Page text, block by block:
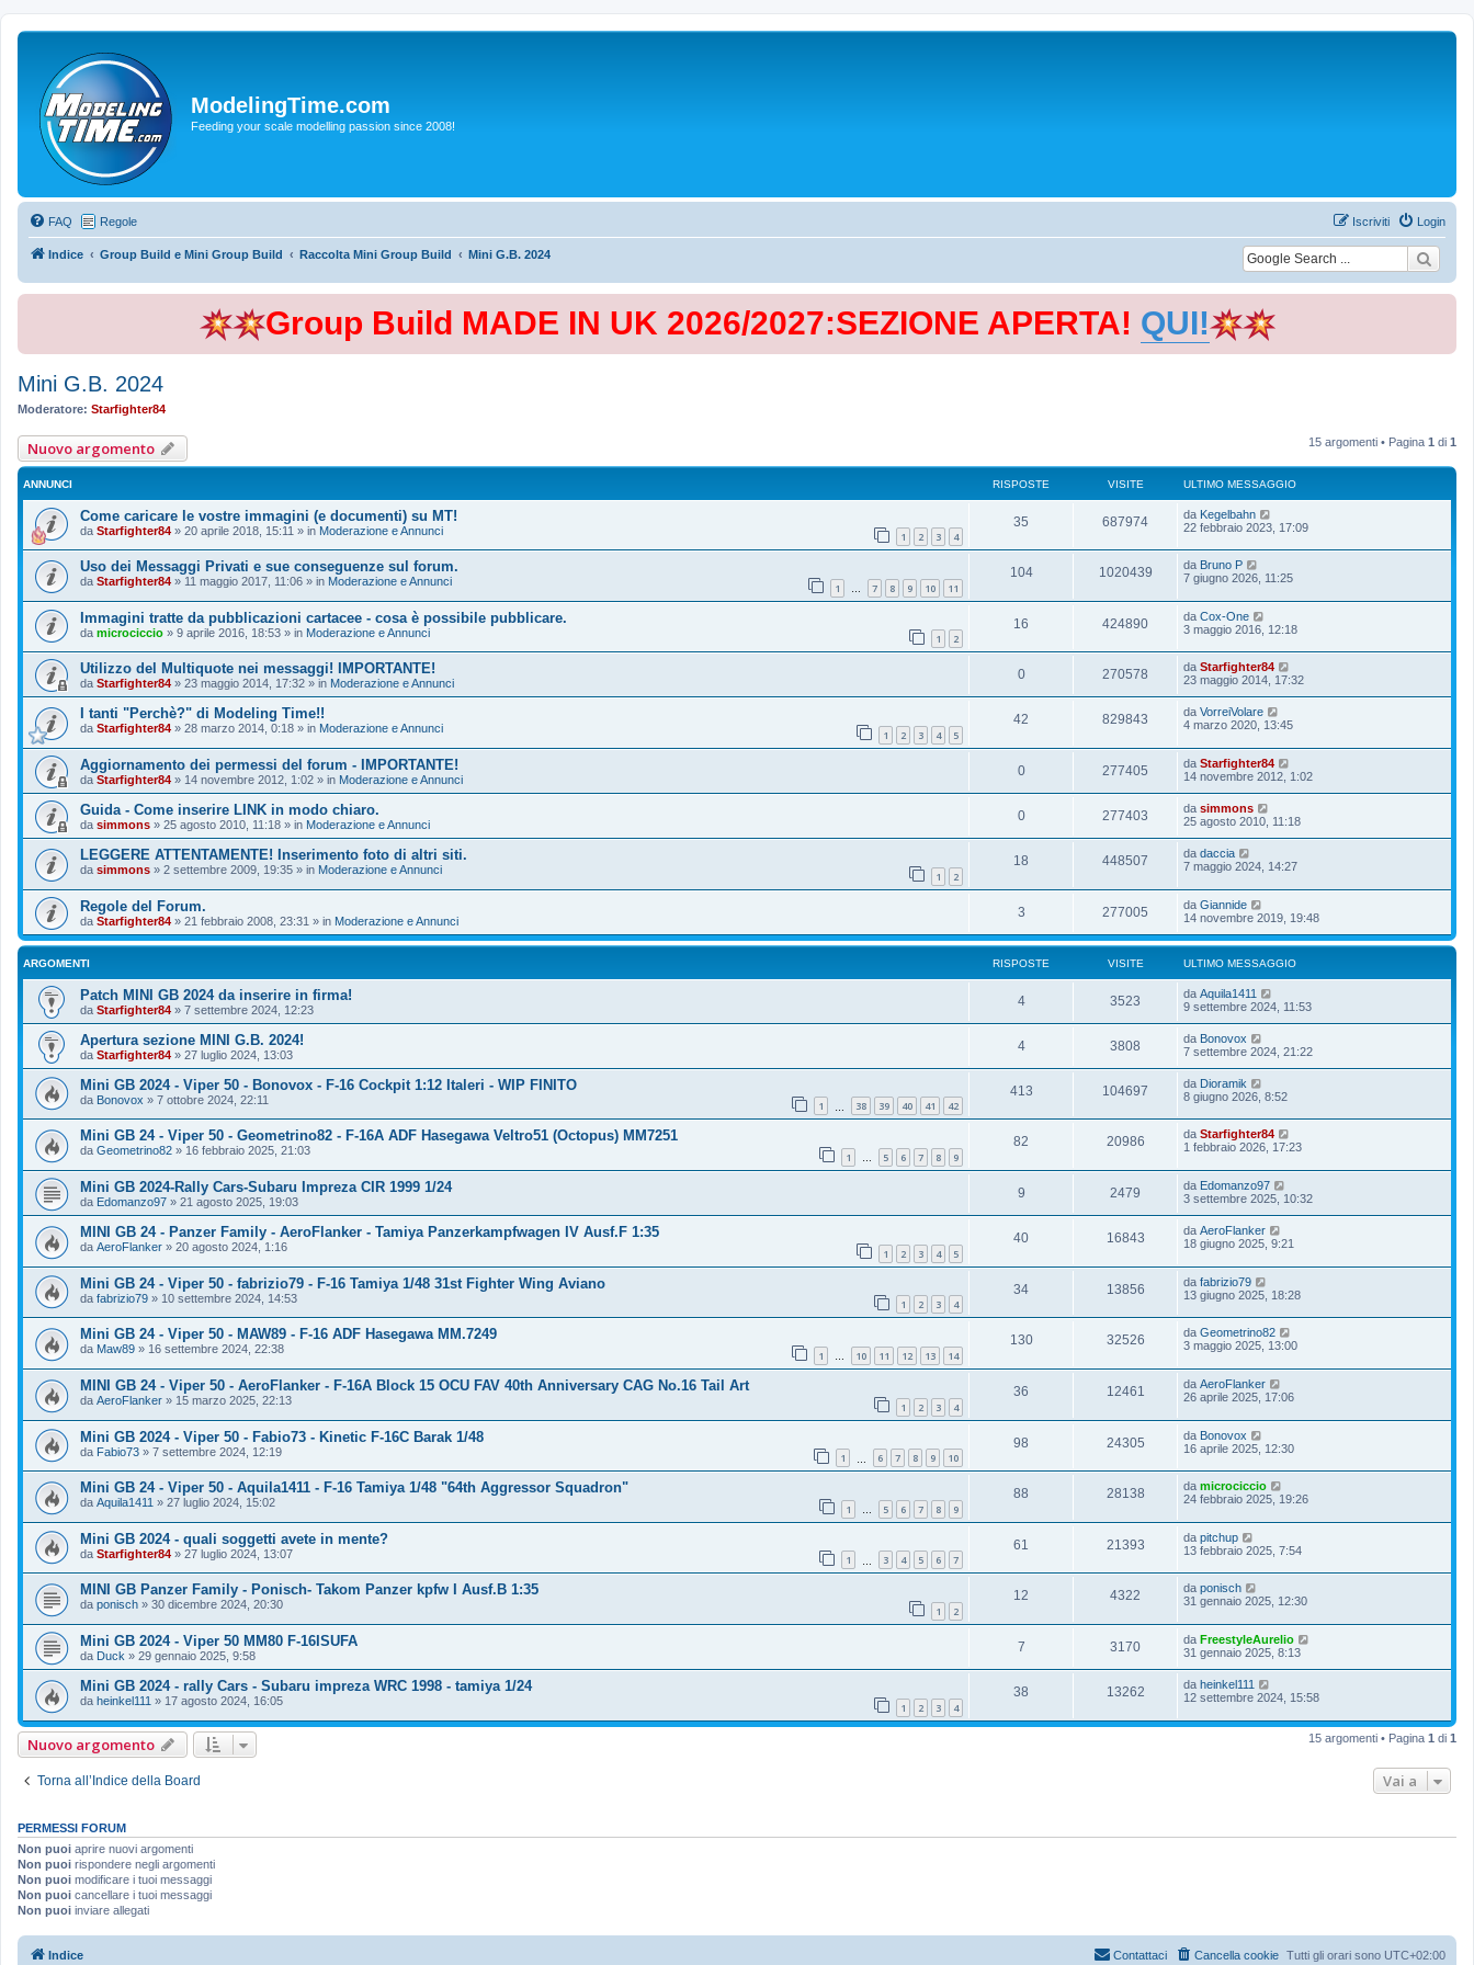
ModelingTime.com
Feeding your scale modelling passion since 2008!
FAQ Regole Login
Iscriviti
Indice Group Build e Mini Group Build Raccolta Mini Group Build Mini G.B. 2024
Group Build MADE IN UK 2026/2027:SEZIONE APERTA! QUI!
Mini G.B. 2024
Moderatore: Starfighter84
Nuovo argomento 15 argomenti • Pagina 1 di 1
ANNUNCI RISPOSTE VISITE ULTIMO MESSAGGIO
Come caricare le vostre immagini (e documenti) su MT!
da Starfighter84 » 20 aprile 2018, 15:11 » in Moderazione e Annunci 1 2 3 4
35 687974 da Kegelbahn
22 febbraio 2023, 17:09
Uso dei Messaggi Privati e sue conseguenze sul forum.
da Starfighter84 » 11 maggio 2017, 11:06 » in Moderazione e Annunci 1 … 7 8 9 10 11
104 1020439 da Bruno P
7 giugno 2026, 11:25
Immagini tratte da pubblicazioni cartacee - cosa è possibile pubblicare.
da microciccio » 9 aprile 2016, 18:53 » in Moderazione e Annunci 1 2
16 424890 da Cox-One
3 maggio 2016, 12:18
Utilizzo del Multiquote nei messaggi! IMPORTANTE!
da Starfighter84 » 23 maggio 2014, 17:32 » in Moderazione e Annunci
0 270578 da Starfighter84
23 maggio 2014, 17:32
I tanti "Perchè?" di Modeling Time!!
da Starfighter84 » 28 marzo 2014, 0:18 » in Moderazione e Annunci 1 2 3 4 5
42 829843 da VorreiVolare
4 marzo 2020, 13:45
Aggiornamento dei permessi del forum - IMPORTANTE!
da Starfighter84 » 14 novembre 2012, 1:02 » in Moderazione e Annunci
0 277405 da Starfighter84
14 novembre 2012, 1:02
Guida - Come inserire LINK in modo chiaro.
da simmons » 25 agosto 2010, 11:18 » in Moderazione e Annunci
0 277403 da simmons
25 agosto 2010, 11:18
LEGGERE ATTENTAMENTE! Inserimento foto di altri siti.
da simmons » 2 settembre 2009, 19:35 » in Moderazione e Annunci 1 2
18 448507 da daccia
7 maggio 2024, 14:27
Regole del Forum.
da Starfighter84 » 21 febbraio 2008, 23:31 » in Moderazione e Annunci
3 277005 da Giannide
14 novembre 2019, 19:48
ARGOMENTI RISPOSTE VISITE ULTIMO MESSAGGIO
Patch MINI GB 2024 da inserire in firma!
da Starfighter84 » 7 settembre 2024, 12:23
4 3523 da Aquila1411
9 settembre 2024, 11:53
Apertura sezione MINI G.B. 2024!
da Starfighter84 » 27 luglio 2024, 13:03
4 3808 da Bonovox
7 settembre 2024, 21:22
Mini GB 2024 - Viper 50 - Bonovox - F-16 Cockpit 1:12 Italeri - WIP FINITO
da Bonovox » 7 ottobre 2024, 22:11 1 38 39 40 41 42
413 104697 da Dioramik
8 giugno 2026, 8:52
Mini GB 24 - Viper 50 - Geometrino82 - F-16A ADF Hasegawa Veltro51 (Octopus) MM7251
da Geometrino82 » 16 febbraio 2025, 21:03 1 … 5 6 7 8 9
82 20986 da Starfighter84
1 febbraio 2026, 17:23
Mini GB 2024-Rally Cars-Subaru Impreza CIR 1999 1/24
da Edomanzo97 » 21 agosto 2025, 19:03
9 2479 da Edomanzo97
3 settembre 2025, 10:32
MINI GB 24 - Panzer Family - AeroFlanker - Tamiya Panzerkampfwagen IV Ausf.F 1:35
da AeroFlanker » 20 agosto 2024, 1:16 1 2 3 4 5
40 16843 da AeroFlanker
18 giugno 2025, 9:21
Mini GB 24 - Viper 50 - fabrizio79 - F-16 Tamiya 1/48 31st Fighter Wing Aviano
da fabrizio79 » 10 settembre 2024, 14:53 1 2 3 4
34 13856 da fabrizio79
13 giugno 2025, 18:28
Mini GB 24 - Viper 50 - MAW89 - F-16 ADF Hasegawa MM.7249
da Maw89 » 16 settembre 2024, 22:38 1 … 10 11 12 13 14
130 32526 da Geometrino82
3 maggio 2025, 13:00
MINI GB 24 - Viper 50 - AeroFlanker - F-16A Block 15 OCU FAV 40th Anniversary CAG No.16 Tail Art
da AeroFlanker » 15 marzo 2025, 22:13 1 2 3 4
36 12461 da AeroFlanker
26 aprile 2025, 17:06
Mini GB 2024 - Viper 50 - Fabio73 - Kinetic F-16C Barak 1/48
da Fabio73 » 7 settembre 2024, 12:19 1 6 7 8 9 10
98 24305 da Bonovox
16 aprile 2025, 12:30
Mini GB 24 - Viper 50 - Aquila1411 - F-16 Tamiya 1/48 "64th Aggressor Squadron"
da Aquila1411 » 27 luglio 2024, 15:02 1 … 5 6 7 8 9
88 28138 da microciccio
24 febbraio 2025, 19:26
Mini GB 2024 - quali soggetti avete in mente?
da Starfighter84 » 27 luglio 2024, 13:07 1 3 4 5 6 7
61 21393 da pitchup
13 febbraio 2025, 7:54
MINI GB Panzer Family - Ponisch- Takom Panzer kpfw I Ausf.B 1:35
da ponisch » 30 dicembre 2024, 20:30 1 2
12 4322 da ponisch
31 gennaio 2025, 12:30
Mini GB 2024 - Viper 50 MM80 F-16ISUFA
da Duck » 29 gennaio 2025, 9:58
7 3170 da FreestyleAurelio
31 gennaio 2025, 8:13
Mini GB 2024 - rally Cars - Subaru impreza WRC 1998 - tamiya 1/24
da heinkel111 » 17 agosto 2024, 16:05 1 2 3 4
38 13262 da heinkel111
12 settembre 2024, 15:58
Nuovo argomento 15 argomenti • Pagina 1 di 1
Torna all’Indice della Board Vai a
PERMESSI FORUM
Non puoi aprire nuovi argomenti
Non puoi rispondere negli argomenti
Non puoi modificare i tuoi messaggi
Non puoi cancellare i tuoi messaggi
Non puoi inviare allegati
Indice Tutti gli orari sono UTC+02:00
Cancella cookie
Contattaci